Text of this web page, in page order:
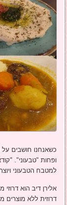
כשאנחנו חושבים על
ופחות "טבעוני".
למטבח הטבעוני
אלירן דיב הוא
דרוזית ללא